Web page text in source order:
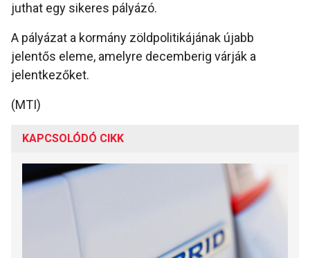
juthat egy sikeres pályázó.
A pályázat a kormány zöldpolitikájának újabb
jelentős eleme, amelyre decemberig várják a
jelentkezőket.
(MTI)
KAPCSOLÓDÓ CIKK